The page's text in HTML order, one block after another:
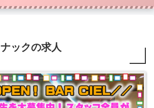
ックの求人